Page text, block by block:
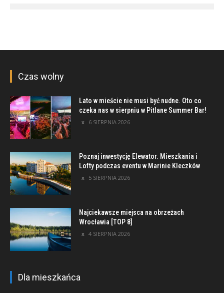
Czas wolny
Lato w mieście nie musi być nudne. Oto co
czeka nas w sierpniu w Pitlane Summer Bar!
6 SIERPNIA 2026
Poznaj inwestycję Elewator. Mieszkania i
Lofty podczas eventu w Marinie Kleczków
5 SIERPNIA 2026
Najciekawsze miejsca na obrzeżach
Wrocławia [TOP 8]
4 SIERPNIA 2026
Dla mieszkańca